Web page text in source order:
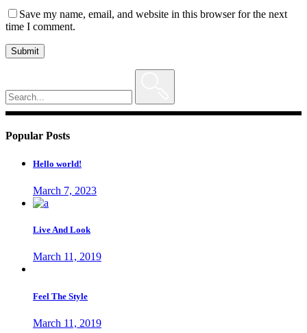
Save my name, email, and website in this browser for the next
time I comment.
Submit
Popular Posts
Hello world!
March 7, 2023
Live And Look
March 11, 2019
Feel The Style
March 11, 2019